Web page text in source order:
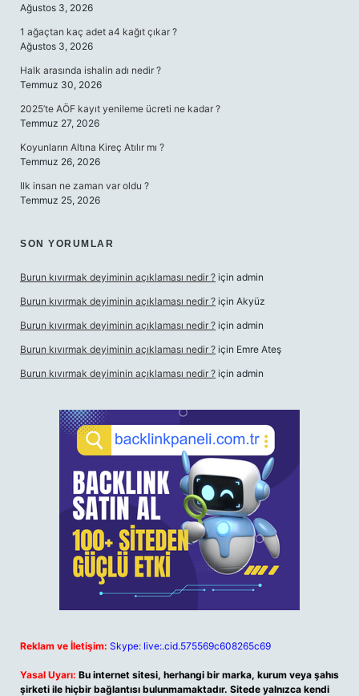
Ağustos 3, 2026
1 ağaçtan kaç adet a4 kağıt çıkar ?
Ağustos 3, 2026
Halk arasında ishalin adı nedir ?
Temmuz 30, 2026
2025’te AÖF kayıt yenileme ücreti ne kadar ?
Temmuz 27, 2026
Koyunların Altına Kireç Atılır mı ?
Temmuz 26, 2026
Ilk insan ne zaman var oldu ?
Temmuz 25, 2026
SON YORUMLAR
Burun kıvırmak deyiminin açıklaması nedir ? için admin
Burun kıvırmak deyiminin açıklaması nedir ? için Akyüz
Burun kıvırmak deyiminin açıklaması nedir ? için admin
Burun kıvırmak deyiminin açıklaması nedir ? için Emre Ateş
Burun kıvırmak deyiminin açıklaması nedir ? için admin
Reklam ve İletişim: Skype: live:.cid.575569c608265c69
Yasal Uyarı: Bu internet sitesi, herhangi bir marka, kurum veya şahıs
şirketi ile hiçbir bağlantısı bulunmamaktadır. Sitede yalnızca kendi